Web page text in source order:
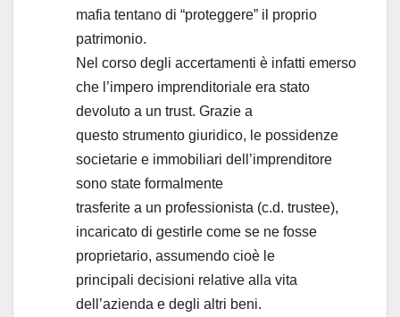
mafia tentano di “proteggere” il proprio
patrimonio.
Nel corso degli accertamenti è infatti emerso
che l’impero imprenditoriale era stato
devoluto a un trust. Grazie a
questo strumento giuridico, le possidenze
societarie e immobiliari dell’imprenditore
sono state formalmente
trasferite a un professionista (c.d. trustee),
incaricato di gestirle come se ne fosse
proprietario, assumendo cioè le
principali decisioni relative alla vita
dell’azienda e degli altri beni.